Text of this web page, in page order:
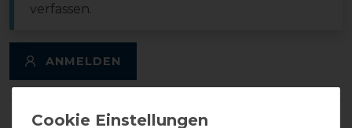
verfassen.
ANMELDEN